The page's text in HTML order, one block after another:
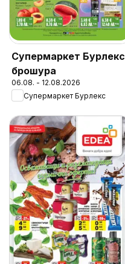
Супермаркет Бурлекс
брошура
06.08. - 12.08.2026
Супермаркет Бурлекс